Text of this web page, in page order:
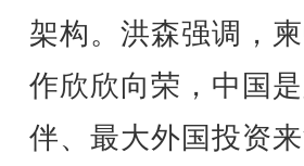
架构。洪森强调，
作欣欣向荣，中国
伴、最大外国投资